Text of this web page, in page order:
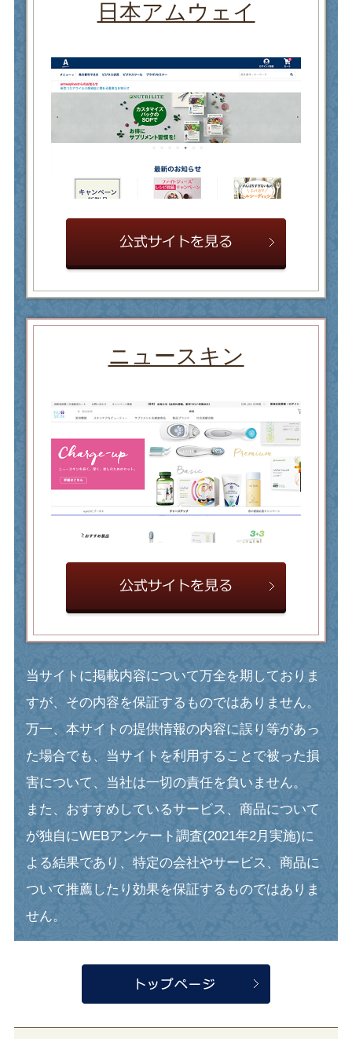
日本アムウェイ
ニュースキン
当サイトに掲載内容について万全を期しておりま
すが、その内容を保証するものではありません。
万一、本サイトの提供情報の内容に誤り等があっ
た場合でも、当サイトを利用することで被った損
害について、当社は一切の責任を負いません。
また、おすすめしているサービス、商品について
が独自にWEBアンケート調査(2021年2月実施)に
よる結果であり、特定の会社やサービス、商品に
ついて推薦したり効果を保証するものではありま
せん。